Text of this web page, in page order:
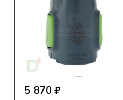
5 870 ₽